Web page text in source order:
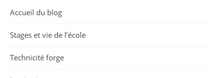
Accueil du blog
Stages et vie de l’école
Technicité forge